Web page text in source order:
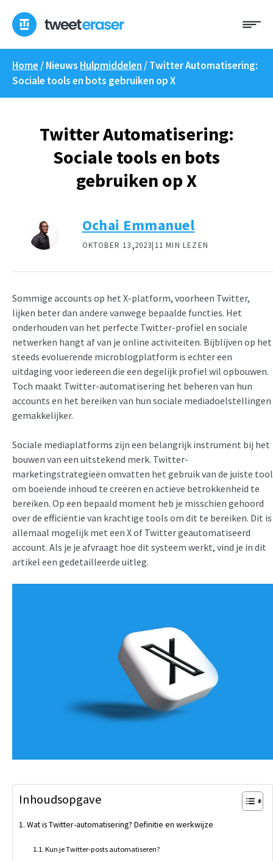
naar
inhoud
Home / Nieuws Hulpmiddelen /Twitter Automatisering:
Sociale tools en bots gebruiken op X
Twitter Automatisering:
Sociale tools en bots
gebruiken op X
Ochai Emmanuel
OKTOBER 13,2023| 11 MIN LEZEN
Sommige accounts op het X-platform, voorheen Twitter,
lijken beter dan andere vanwege bepaalde functies. Het
onderhouden van het perfecte Twitter-profiel en sociale
netwerken hangt af van je online activiteiten. Bijblijven op het
steeds evoluerende microblogplatform is echter een
uitdaging voor iedereen die een degelijk profiel wil opbouwen.
Toch maakt Twitter-automatisering het beheren van hun
accounts en het bereiken van hun sociale mediadoelstellingen
gemakkelijker.
Sociale mediaplatforms zijn een belangrijk instrument bij het
bouwen van een uitstekend merk. Twitter-
marketingstrategieën omvatten het gebruik van de juiste tool
om boeiende inhoud te creëren en actieve betrokkenheid te
bereiken. Op een bepaald moment heb je misschien gehoord
over de efficiëntie van krachtige tools om dit te bereiken. Dit is
allemaal mogelijk met een X of Twitter geautomatiseerd
account. Als je je afvraagt hoe dit systeem werkt, vind je in dit
artikel een gedetailleerde uitleg.
Inhoudsopgave
Wat is Twitter-automatisering? Definitie en werkwijze
Kun je Twitter-posts automatiseren?